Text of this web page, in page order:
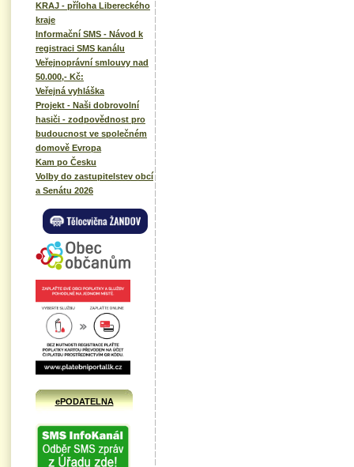
KRAJ - příloha Libereckého
kraje
Informační SMS - Návod k
registraci SMS kanálu
Veřejnoprávní smlouvy nad
50.000,- Kč:
Veřejná vyhláška
Projekt - Naši dobrovolní
hasiči - zodpovědnost pro
budoucnost ve společném
domově Evropa
Kam po Česku
Volby do zastupitelstev obcí
a Senátu 2026
ePODATELNA